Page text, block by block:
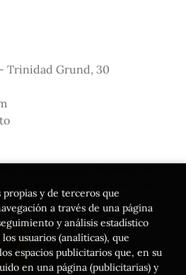
Trinidad Grund, 30
y de la Lectura
y de terceros que
a través de una página
y análisis estadístico
usuarios (analíticas), que
espacios publicitarios que, en su
en una página (publicitarias) y